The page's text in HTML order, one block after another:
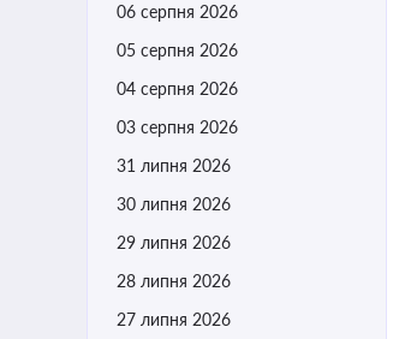
06 серпня 2026
05 серпня 2026
04 серпня 2026
03 серпня 2026
31 липня 2026
30 липня 2026
29 липня 2026
28 липня 2026
27 липня 2026